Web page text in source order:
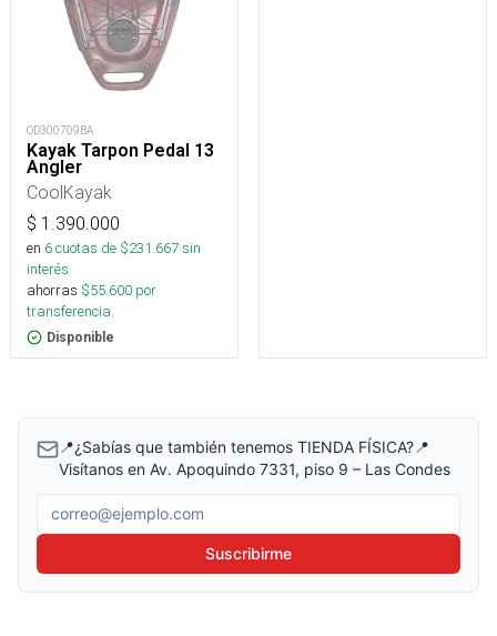
OD300709BA
Kayak Tarpon Pedal 13
Angler
CoolKayak
$ 1.390.000
en 6cuotas de $231.667sin
interés
ahorras $55.600 por
transferencia.
Disponible
📍¿Sabías que también tenemos TIENDA FÍSICA?📍
Visítanos en Av. Apoquindo 7331, piso 9 – Las Condes
Correo electrónico
Suscribirme